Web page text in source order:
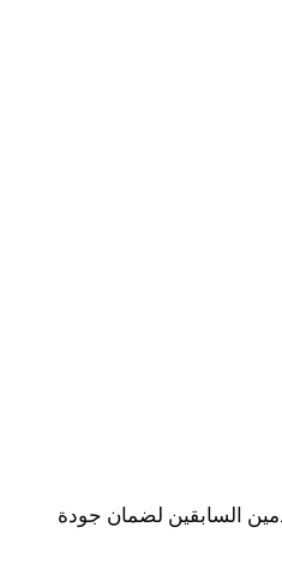
السابقين لضمان جودة